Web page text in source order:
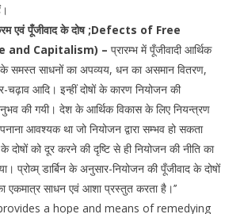
एवं पूँजीवाद के दोष ;Defects of Free
and Capitalism) – प्रारम्भ में पूँजीवादी आर्थिक
के समस्त साधनों का अपव्यय, धन का असमान वितरण,
चढ़ाव आदि। इन्हीं दोषों के कारण नियोजन की
की गयी। देश के आर्थिक विकास के लिए नियन्त्रण
आवश्यक था जो नियोजन द्वारा सम्भव हो सकता
दोषों को दूर करने की दृष्टि से ही नियोजन की नीति का
प्रोव्म् डार्बिन के अनुसार-नियोजन की पूँजीवाद के दोषों
एकमात्र साधन एवं आशा प्रस्तुत करता है।’’
a hope and means of remedying